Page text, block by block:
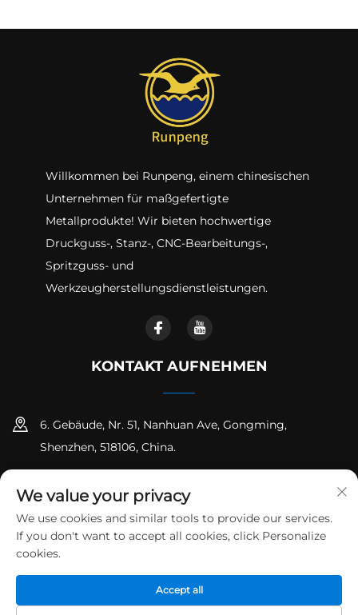
Willkommen bei Runpeng, einem chinesischen
Unternehmen für maßgefertigte
Metallprodukte! Wir bieten hochwertige
Druckguss-, Stanz-, CNC-Bearbeitungs-,
Spritzguss- und
Werkzeugherstellungsdienstleistungen.
KONTAKT AUFNEHMEN
6. Gebäude, Nr. 51, Nanhuan Ave, Gongming,
Shenzhen, 518106, China.
[email protected]
Urheberrecht © Shenzhen Runpeng Precision Hardware Co.,
Ltd. Alle Rechte vorbehalten Datenschutzrichtlinie
We value your privacy
We use cookies and similar tools to provide our services.
If you don't want to accept all cookies, click Personalize
cookies.
Accept all